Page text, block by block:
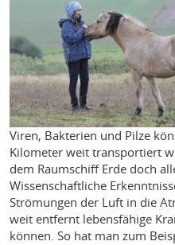
Viren, Bakterien und Pilze
Kilometer weit transportiert
dem Raumschiff Erde doch
Wissenschaftliche
Strömungen der Luft in die
weit entfernt lebensfähige
können. So hat man zum